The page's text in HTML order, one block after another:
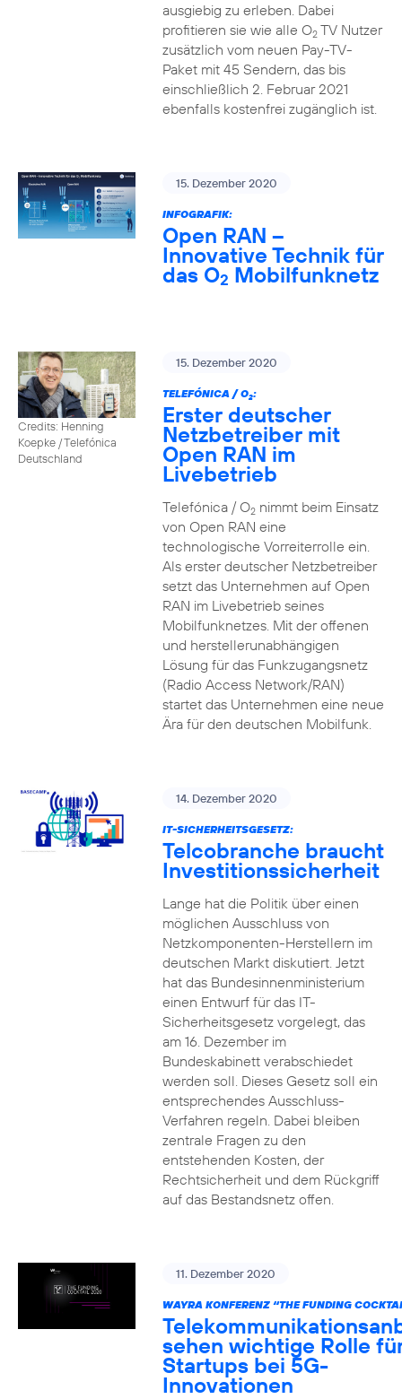
ausgiebig zu erleben. Dabei
profitieren sie wie alle O2TV Nutzer
zusätzlich vom neuen Pay-TV-
Paket mit 45 Sendern, das bis
einschließlich 2. Februar 2021
ebenfalls kostenfrei zugänglich ist.
15. Dezember 2020
INFOGRAFIK:
Open RAN –
Innovative Technik für
das O2 Mobilfunknetz
Credits: Henning
Koepke / Telefónica
Deutschland
15. Dezember 2020
TELEFÓNICA / O2:
Erster deutscher
Netzbetreiber mit
Open RAN im
Livebetrieb
Telefónica / O2nimmt beim Einsatz
von Open RAN eine
technologische Vorreiterrolle ein.
Als erster deutscher Netzbetreiber
setzt das Unternehmen auf Open
RAN im Livebetrieb seines
Mobilfunknetzes. Mit der offenen
und herstellerunabhängigen
Lösung für das Funkzugangsnetz
(Radio Access Network/RAN)
startet das Unternehmen eine neue
Ära für den deutschen Mobilfunk.
14. Dezember 2020
IT-SICHERHEITSGESETZ:
Telcobranche braucht
Investitionssicherheit
Lange hat die Politik über einen
möglichen Ausschluss von
Netzkomponenten-Herstellern im
deutschen Markt diskutiert. Jetzt
hat das Bundesinnenministerium
einen Entwurf für das IT-
Sicherheitsgesetz vorgelegt, das
am 16. Dezember im
Bundeskabinett verabschiedet
werden soll. Dieses Gesetz soll ein
entsprechendes Ausschluss-
Verfahren regeln. Dabei bleiben
zentrale Fragen zu den
entstehenden Kosten, der
Rechtsicherheit und dem Rückgriff
auf das Bestandsnetz offen.
11. Dezember 2020
WAYRA KONFERENZ “THE FUNDING
sehen wichtige Rolle
Startups bei 5G-
Innovationen